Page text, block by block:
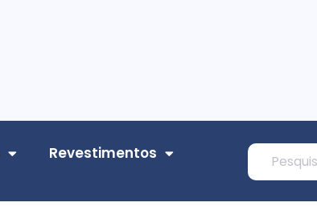
Revestimentos